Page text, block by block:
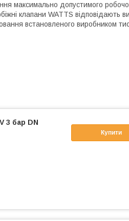
максимально допустимого
клапани WATTS відповідають
встановленого виробником
Купити
3 бар DN